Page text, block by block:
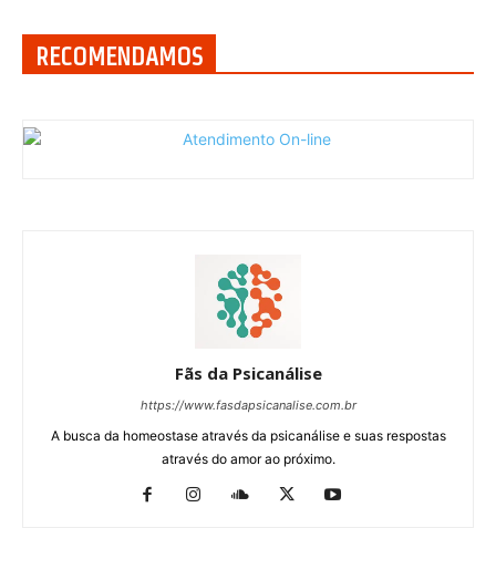
RECOMENDAMOS
Fãs da Psicanálise
https://www.fasdapsicanalise.com.br
A busca da homeostase através da psicanálise e suas respostas
através do amor ao próximo.